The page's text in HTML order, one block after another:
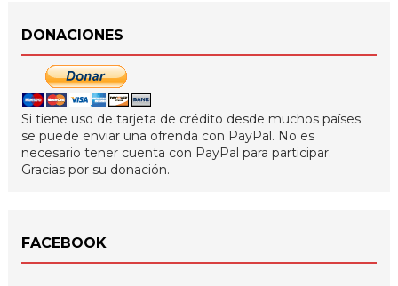
DONACIONES
Si tiene uso de tarjeta de crédito desde muchos países
se puede enviar una ofrenda con PayPal. No es
necesario tener cuenta con PayPal para participar.
Gracias por su donación.
FACEBOOK